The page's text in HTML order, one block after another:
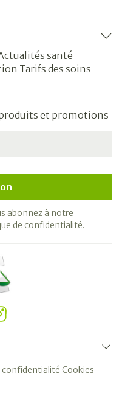
santé
Tarifs des soins
et promotions
abonnez à notre
de confidentialité.
confidentialité Cookies